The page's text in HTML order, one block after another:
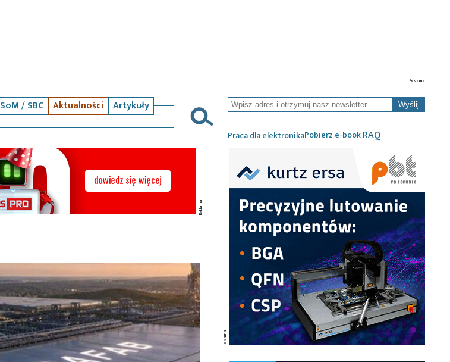
SoM / SBC Aktualności
Artykuły
Wyślij
Praca dla elektronikaPobierz e-bookRAQ